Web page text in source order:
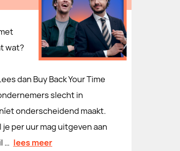
wat?
dan Buy Back Your Time
slecht in
onderscheidend maakt.
per uur mag uitgeven aan
… lees meer